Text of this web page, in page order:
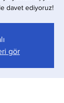
davet ediyoruz!
gör